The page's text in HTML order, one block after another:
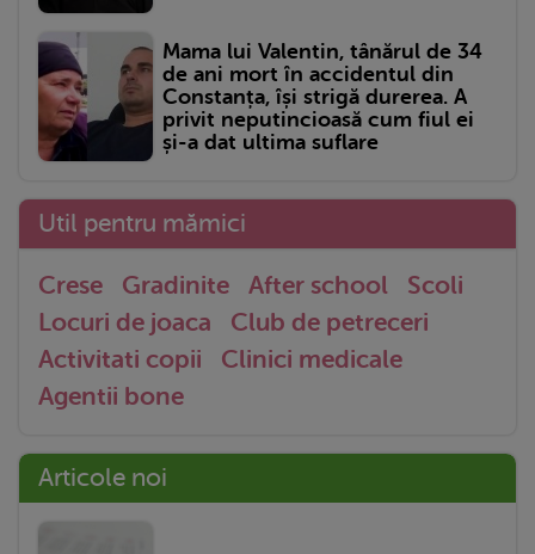
Mama lui Valentin, tânărul de 34
de ani mort în accidentul din
Constanța, își strigă durerea. A
privit neputincioasă cum fiul ei
și-a dat ultima suflare
Util pentru mămici
Crese Gradinite After school
Scoli
Locuri de joaca
Club de petreceri
Activitati copii
Clinici medicale
Agentii bone
Articole noi